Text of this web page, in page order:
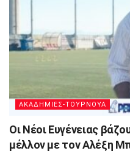
ΑΚΑΔΗΜΙΕΣ-ΤΟΥΡΝΟΥΑ
Οι Νέοι Ευγένειας
μέλλον με τον Αλέξη